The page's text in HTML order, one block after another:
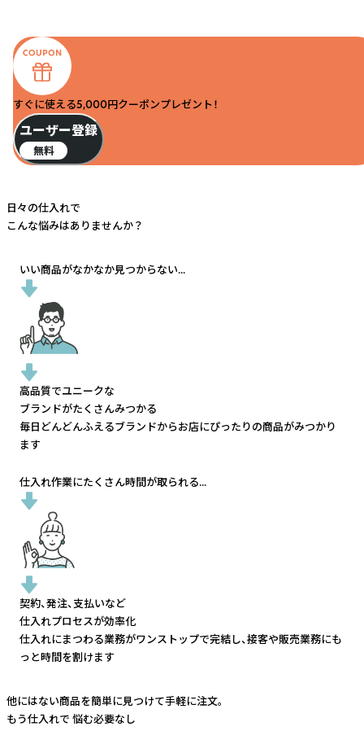
すぐに使える5,000円クーポンプレゼント！
ユーザー登録
無料
日々の仕入れで
こんな悩みはありませんか？
いい商品がなかなか見つからない...
高品質でユニークな
ブランドがたくさんみつかる
毎日どんどんふえるブランドからお店にぴったりの商品がみつかり
ます
仕入れ作業にたくさん時間が取られる...
契約、発注、支払いなど
仕入れプロセスが効率化
仕入れにまつわる業務がワンストップで完結し、接客や販売業務にも
っと時間を割けます
他にはない商品を簡単に見つけて手軽に注文。
もう仕入れで 悩む必要なし